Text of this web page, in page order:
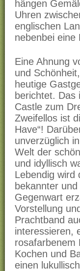
hängen
Uhren
englischen
nebenbei eine
Eine Ahnung
und
heutige
berichtet. Das
Castle zum
Zweifellos ist
Have“!
unverzüglich
Welt der
und idyllisch
Lebendig wird
bekannter
Gegenwart
Vorstellung
Prachtband
interessieren,
rosafarbenem
Kochen und
einen